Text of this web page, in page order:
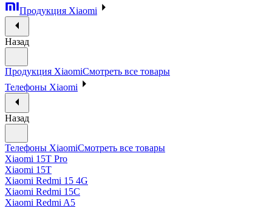
Продукция Xiaomi
Назад
Продукция XiaomiСмотреть все товары
Телефоны Xiaomi
Назад
Телефоны XiaomiСмотреть все товары
Xiaomi 15T Pro
Xiaomi 15T
Xiaomi Redmi 15 4G
Xiaomi Redmi 15C
Xiaomi Redmi A5